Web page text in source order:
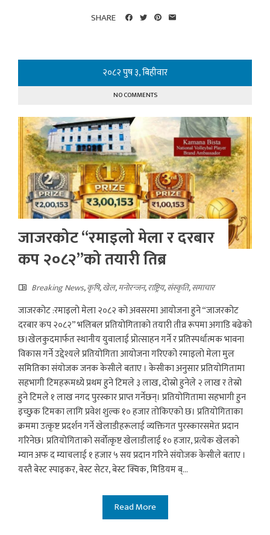
SHARE
२०८२ पुष ३, बिहीवार
NO COMMENTS
जाजरकोट “रमाइलो मेला र दरबार
कप २०८२”को तयारी तिब्र
Breaking News,कृषि,खेल,मनाेरन्जन,राष्ट्रिय,संस्कृति,समाचार
जाजरकोट :रमाइलो मेला २०८२ को अवसरमा आयोजना हुने “जाजरकोट
दरबार कप २०८२” भलिबल प्रतियोगिताको तयारी तीव्र रूपमा अगाडि बढेको
छ।खेलकुदमार्फत स्थानीय युवालाई प्रोत्साहन गर्ने र प्रतिस्पर्धात्मक भावना
विकास गर्ने उद्देश्यले प्रतियोगिता आयोजना गरिएको रमाइलो मेला मुल
समितिका संयोजक जनक केसीले बताए । केसीका अनुसार प्रतियोगितामा
सहभागी टिमहरूमध्ये प्रथम हुने टिमले ३ लाख, दोस्रो हुनेले २ लाख र तेस्रो
हुने टिमले १ लाख नगद पुरस्कार प्राप्त गर्नेछन्। प्रतियोगितामा सहभागी हुन
इच्छुक टिमका लागि प्रवेश शुल्क १० हजार तोकिएको छ। प्रतियोगिताका
क्रममा उत्कृष्ट प्रदर्शन गर्ने खेलाडीहरूलाई व्यक्तिगत पुरस्कारसमेत प्रदान
गरिनेछ। प्रतियोगिताको सर्वोत्कृष्ट खेलाडीलाई १० हजार, प्रत्येक खेलको
म्यान अफ द म्याचलाई १ हजार ५ सय प्रदान गरिने संयोजक केसीले बताए ।
यस्तै बेस्ट स्पाइकर, बेस्ट सेटर, बेस्ट क्विक, मिडियम ब्...
Read More